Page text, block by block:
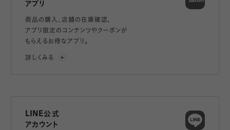
アプリ
商品の購入、店舗の在庫確認、
アプリ限定のコンテンツやクーポンが
もらえるお得なアプリ。
詳しくみる
LINE公式
アカウント